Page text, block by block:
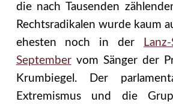
die nach Tausenden
Rechtsradikalen wurde kaum
ehesten noch in der
Septembervom Sänger der
Krumbiegel. Der
Extremismus und die